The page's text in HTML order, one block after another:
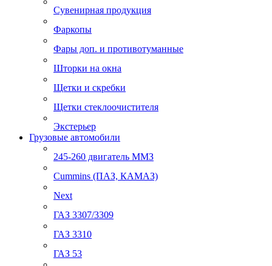
Сувенирная продукция
Фаркопы
Фары доп. и противотуманные
Шторки на окна
Щетки и скребки
Щетки стеклоочистителя
Экстерьер
Грузовые автомобили
245-260 двигатель ММЗ
Cummins (ПАЗ, КАМАЗ)
Next
ГАЗ 3307/3309
ГАЗ 3310
ГАЗ 53